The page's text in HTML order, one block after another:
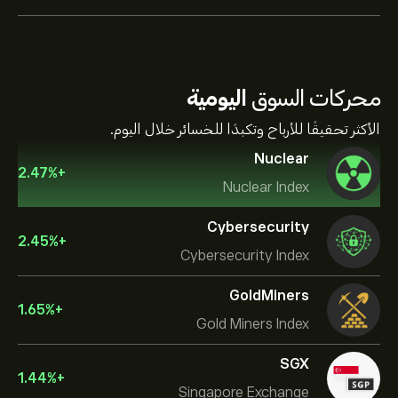
محركات السوق اليومية
الأكثر تحقيقًا للأرباح وتكبدًا للخسائر خلال اليوم.
Nuclear
Nuclear Index
+
2.47%
Cybersecurity
Cybersecurity Index
+
2.45%
GoldMiners
Gold Miners Index
+
1.65%
SGX
Singapore Exchange
+
1.44%